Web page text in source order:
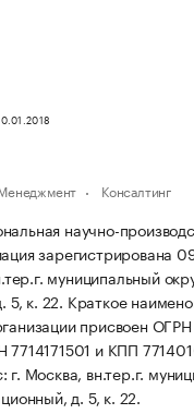
Консалтинг
научно-
зарегистрирована
муниципальный
5, к. 22. Краткое
присвоен ОГРН
и КПП
Москва, вн.тер.г.
д. 5, к. 22.